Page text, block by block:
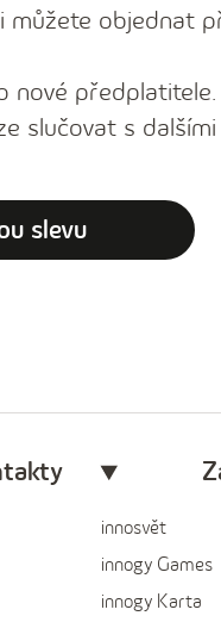
můžete objednat
nové předplatitele.
slučovat s
slevu
innosvět
innogy Games
innogy Karta